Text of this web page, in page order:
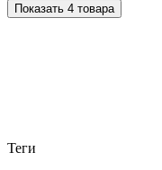
Показать 4 товара
Теги